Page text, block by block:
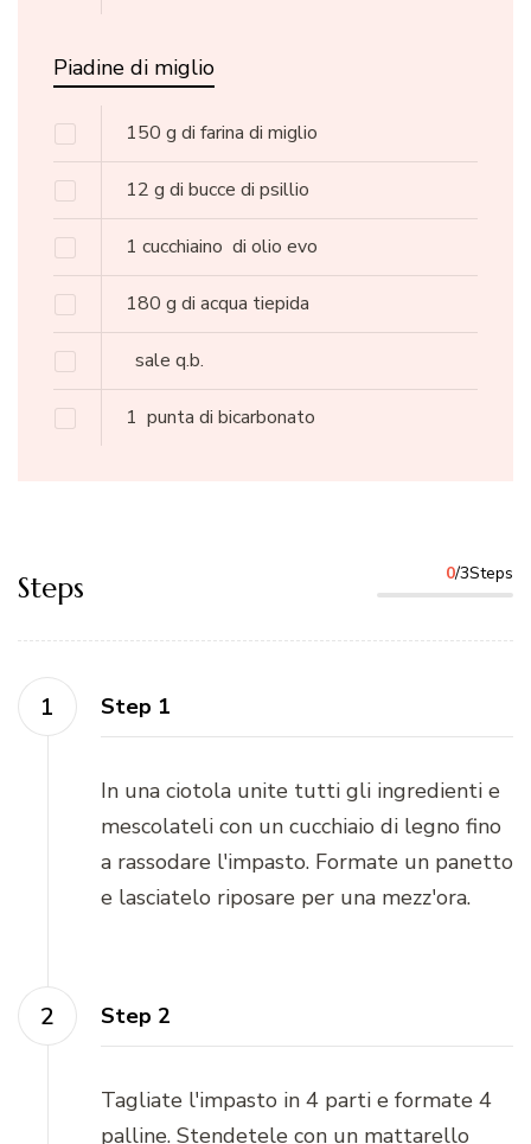
Piadine di miglio
150 g di farina di miglio
12 g di bucce di psillio
1 cucchiaino di olio evo
180 g di acqua tiepida
sale q.b.
1 punta di bicarbonato
Steps 0/3Steps
Step 1
In una ciotola unite tutti gli ingredienti e
mescolateli con un cucchiaio di legno fino
a rassodare l'impasto. Formate un panetto
e lasciatelo riposare per una mezz'ora.
Step 2
Tagliate l'impasto in 4 parti e formate 4
palline. Stendetele con un mattarello